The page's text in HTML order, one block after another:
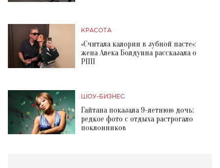
КРАСОТА
«Считала калории в зубной пасте»:
жена Алека Болдуина рассказала о
РПП
ШОУ-БИЗНЕС
Гайтана показала 9-летнюю дочь:
редкое фото с отдыха растрогало
поклонников